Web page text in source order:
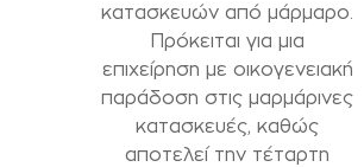
κατασκευών από μάρμαρο.
Πρόκειται για μια
επιχείρηση με οικογενειακή
παράδοση στις μαρμάρινες
κατασκευές, καθώς
αποτελεί την τέταρτη